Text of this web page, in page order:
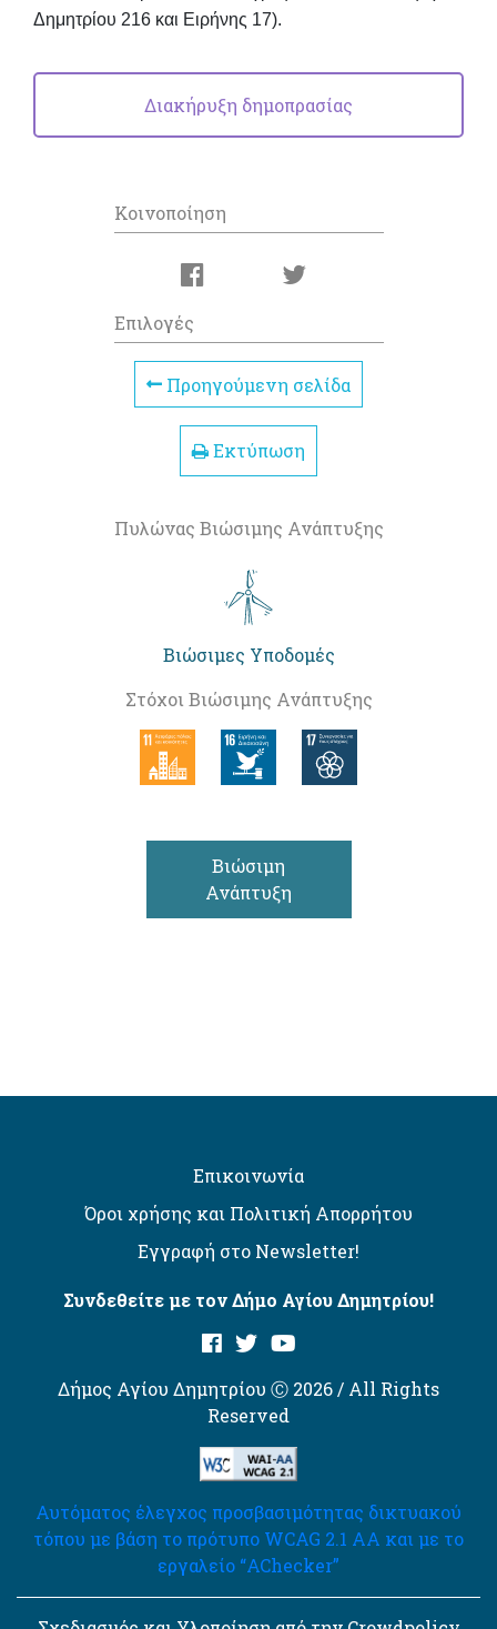
Δημητρίου 216 και Ειρήνης 17).
Διακήρυξη δημοπρασίας
Κοινοποίηση
Επιλογές
Προηγούμενη σελίδα
Εκτύπωση
Πυλώνας Βιώσιμης Ανάπτυξης
Βιώσιμες Υποδομές
Στόχοι Βιώσιμης Ανάπτυξης
Βιώσιμη
Ανάπτυξη
Επικοινωνία
Όροι χρήσης και Πολιτική Απορρήτου
Εγγραφή στο Newsletter!
Συνδεθείτε με τον Δήμο Αγίου Δημητρίου!
Δήμος Αγίου Δημητρίου Ⓒ 2026 / All Rights
Reserved
Αυτόματος έλεγχος προσβασιμότητας δικτυακού
τόπου με βάση το πρότυπο WCAG 2.1 AA και με το
εργαλείο “AChecker”